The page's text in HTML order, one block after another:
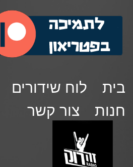
בית לוח שידורים
חנות
צור קשר